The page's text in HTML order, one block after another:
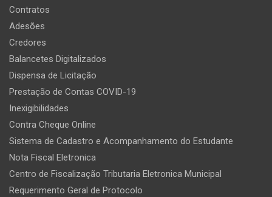
Contratos
Adesões
Credores
Balancetes Digitalizados
Dispensa de Licitação
Prestação de Contas COVID-19
Inexigibilidades
Contra Cheque Online
Sistema de Cadastro e Acompanhamento do Estudante
Nota Fiscal Eletronica
Centro de Fiscalização Tributaria Eletronica Municipal
Requerimento Geral de Protocolo